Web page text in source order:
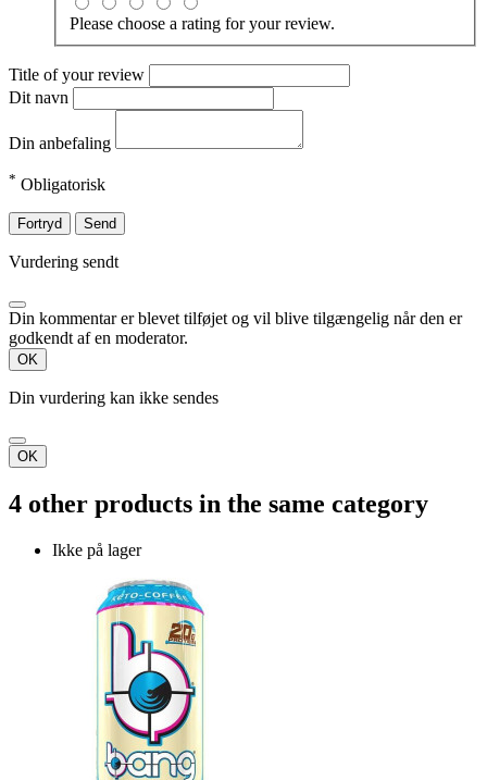
Please choose a rating for your review.
Title of your review
Dit navn
Din anbefaling
* Obligatorisk
Fortryd Send
Vurdering sendt
Din kommentar er blevet tilføjet og vil blive tilgængelig når den er
godkendt af en moderator.
OK
Din vurdering kan ikke sendes
OK
4 other products in the same category
Ikke på lager